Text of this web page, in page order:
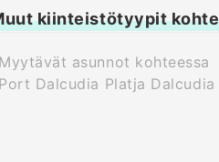
kiinteistötyypit
Myytävät asunnot kohteessa
Port Dalcudia Platja Dalcudia